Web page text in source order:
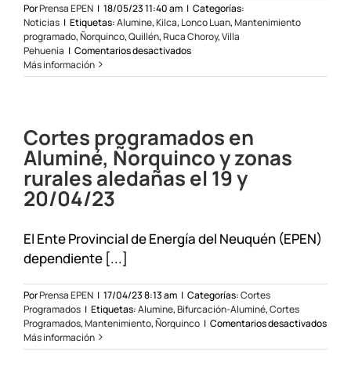
PorPrensa EPEN | 18/05/23 11:40 am | Categorías:
Noticias | Etiquetas:Alumine,Kilca, Lonco Luan,Mantenimiento
programado,Ñorquinco,Quillén,Ruca Choroy,Villa
Pehuenia | Comentarios desactivadosen
suspenden
las
tareas
de
mantenimiento
estacional
Pehuenia,
Aluminé
aledaños
Más información
Cortes programados en
Aluminé, Ñorquinco y zonas
rurales aledañas el 19 y
20/04/23
El Ente Provincial de Energía del Neuquén (EPEN)
dependiente [...]
PorPrensa EPEN | 17/04/23 8:13 am | Categorías:Cortes
Programados | Etiquetas:Alumine,Bifurcación-Aluminé,Cortes
Programados,Mantenimiento,Ñorquinco | Comentarios desactivadosen
Más información